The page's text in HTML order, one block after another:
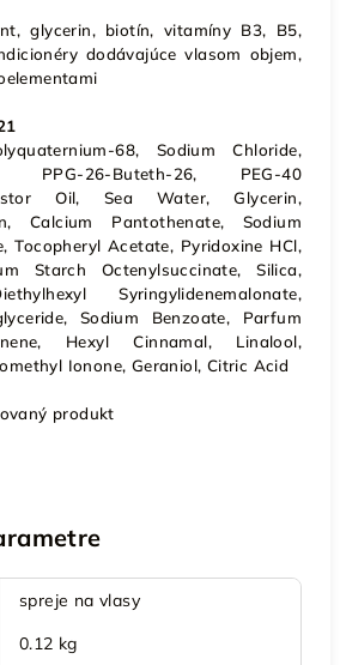
glycerin, biotín, vitamíny B3, B5,
dodávajúce vlasom objem,
68, Sodium Chloride,
PPG-26-Buteth-26, PEG-40
Oil, Sea Water, Glycerin,
Calcium Pantothenate, Sodium
Tocopheryl Acetate, Pyridoxine HCl,
Starch Octenylsuccinate, Silica,
Syringylidenemalonate,
Sodium Benzoate, Parfum
Hexyl Cinnamal, Linalool,
Ionone, Geraniol, Citric Acid
produkt
spreje na vlasy
0.12 kg